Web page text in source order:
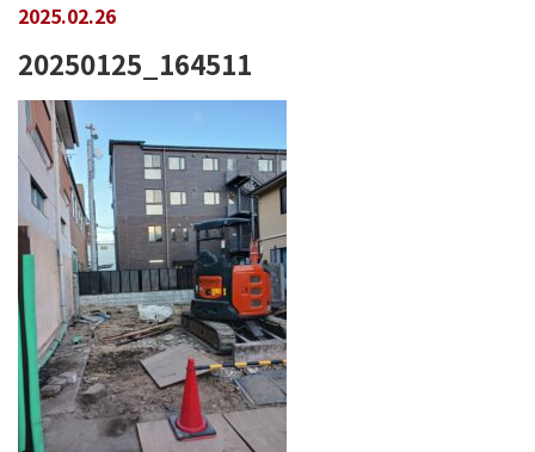
2025.02.26
20250125_164511